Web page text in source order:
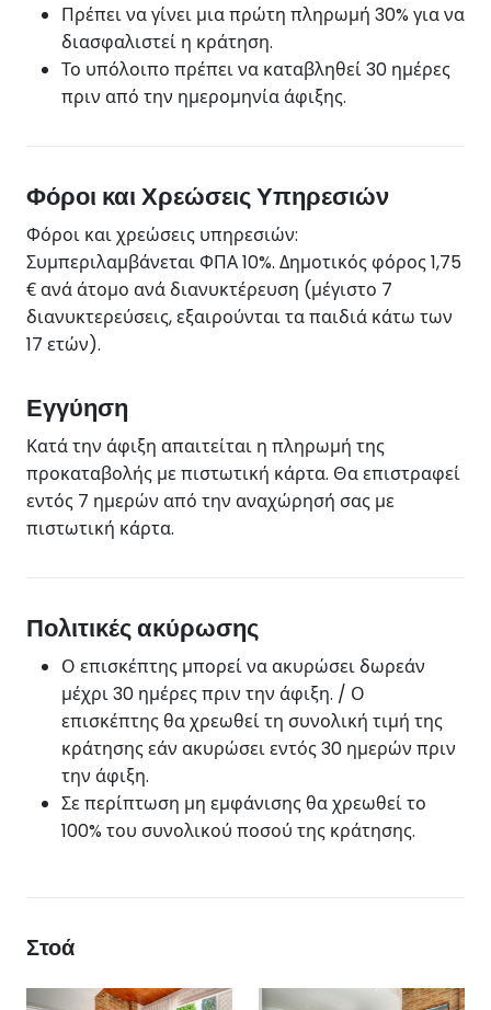
Πρέπει να γίνει μια πρώτη πληρωμή 30% για να
διασφαλιστεί η κράτηση.
Το υπόλοιπο πρέπει να καταβληθεί 30 ημέρες
πριν από την ημερομηνία άφιξης.
Φόροι και Χρεώσεις Υπηρεσιών
Φόροι και χρεώσεις υπηρεσιών:
Συμπεριλαμβάνεται ΦΠΑ 10%. Δημοτικός φόρος 1,75
€ ανά άτομο ανά διανυκτέρευση (μέγιστο 7
διανυκτερεύσεις, εξαιρούνται τα παιδιά κάτω των
17 ετών).
Εγγύηση
Κατά την άφιξη απαιτείται η πληρωμή της
προκαταβολής με πιστωτική κάρτα. Θα επιστραφεί
εντός 7 ημερών από την αναχώρησή σας με
πιστωτική κάρτα.
Πολιτικές ακύρωσης
Ο επισκέπτης μπορεί να ακυρώσει δωρεάν
μέχρι 30 ημέρες πριν την άφιξη. / Ο
επισκέπτης θα χρεωθεί τη συνολική τιμή της
κράτησης εάν ακυρώσει εντός 30 ημερών πριν
την άφιξη.
Σε περίπτωση μη εμφάνισης θα χρεωθεί το
100% του συνολικού ποσού της κράτησης.
Στοά